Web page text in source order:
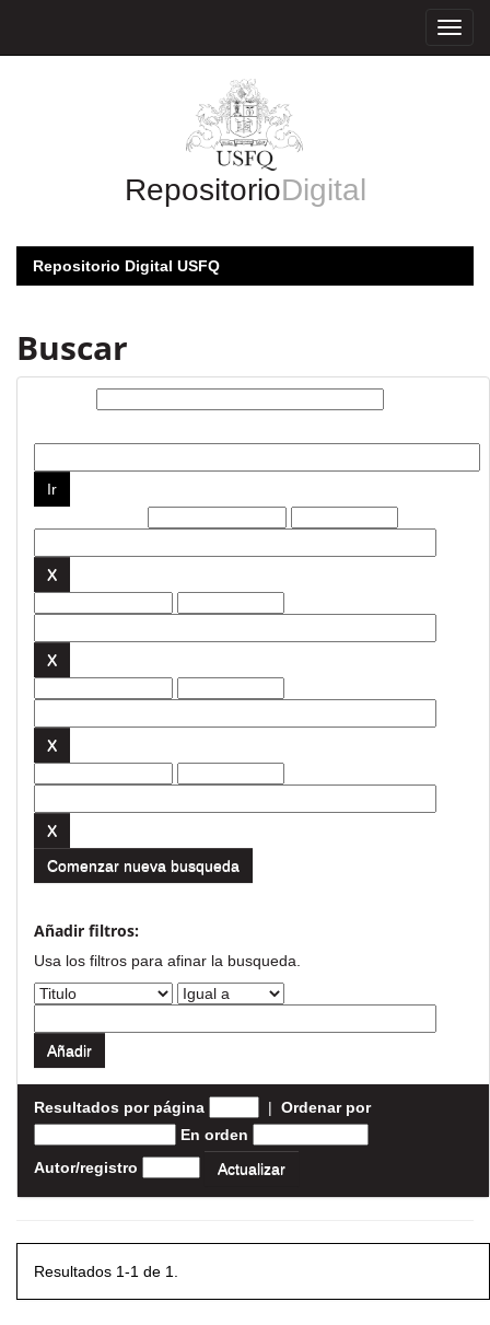
RepositorioDigital
Repositorio Digital USFQ
Buscar
Comenzar nueva busqueda
Añadir filtros:
Usa los filtros para afinar la busqueda.
Resultados por página | Ordenar por
En orden
Autor/registro
Resultados 1-1 de 1.